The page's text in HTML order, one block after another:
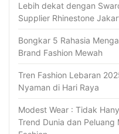
Lebih dekat dengan
Supplier Rhinestone
Bongkar 5 Rahasia
Brand Fashion Mewah
Tren Fashion Lebaran
Nyaman di Hari Raya
Modest Wear : Tidak
Trend Dunia dan